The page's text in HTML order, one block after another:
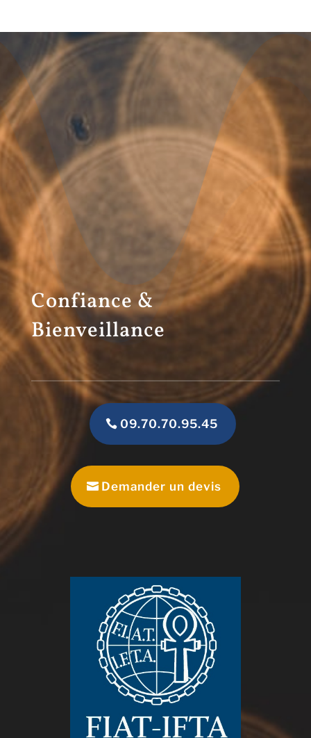
Confiance &
Bienveillance
09.70.70.95.45
Demander un devis